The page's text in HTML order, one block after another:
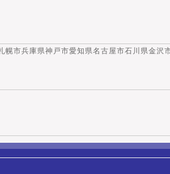
幌市兵庫県神戸市愛知県名古屋市石川県金沢